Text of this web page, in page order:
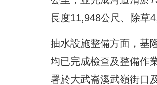
長度11,948公尺、除草
抽水設施整備方面，基
均已完成檢查及整備作
署於大武崙溪武嶺街口